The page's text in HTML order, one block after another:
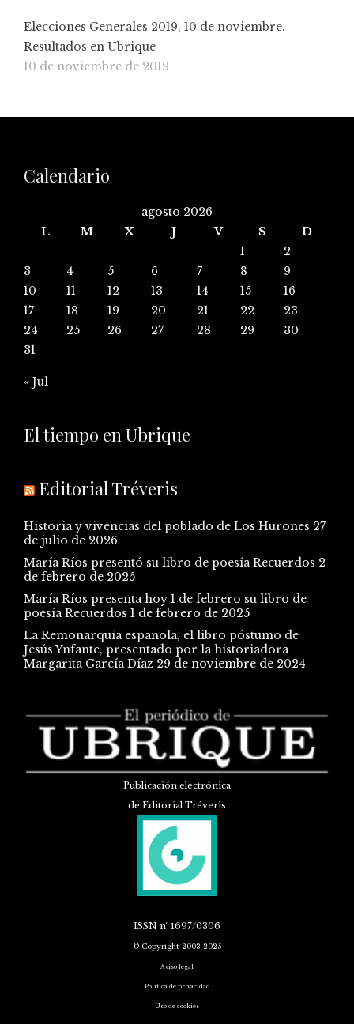
Elecciones Generales 2019, 10 de noviembre.
Resultados en Ubrique
10 de noviembre de 2019
Calendario
agosto 2026
L
M X J V S
D
1
2
3
4 5 6 7 8
9
10
11 12 13 14 15
16
17
18 19 20 21 22
23
24
25 26 27 28 29
30
31
« Jul
El tiempo en Ubrique
Editorial Tréveris
Historia y vivencias del poblado de Los Hurones 27
de julio de 2026
María Ríos presentó su libro de poesía Recuerdos 2
de febrero de 2025
María Ríos presenta hoy 1 de febrero su libro de
poesía Recuerdos 1 de febrero de 2025
La Remonarquía española, el libro póstumo de
Jesús Ynfante, presentado por la historiadora
Margarita García Díaz 29 de noviembre de 2024
Publicación electrónica
de Editorial Tréveris
ISSN nº 1697/0306
© Copyright 2003-2025
Aviso legal
Política de privacidad
Uso de cookies